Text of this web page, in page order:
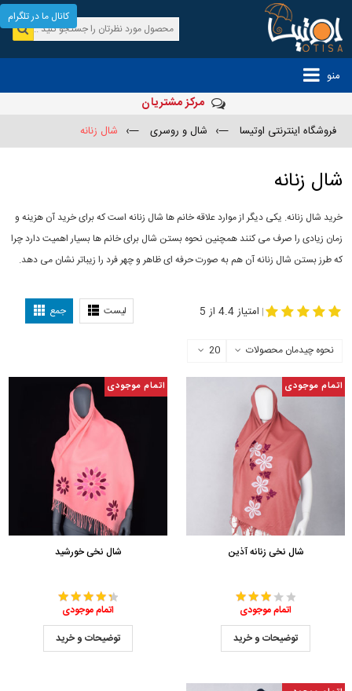
منو
مرکز مشتریان
فروشگاه اینترنتی اوتیسا —› شال و روسری —› شال زنانه
شال زنانه
خرید شال زنانه. یکی دیگر از موارد علاقه خانم ها شال زنانه است که برای خرید آن هزینه و
زمان زیادی را صرف می کنند همچنین نحوه بستن شال برای خانم ها بسیار اهمیت دارد چرا
که طرز بستن شال زنانه آن هم به صورت حرفه ای ظاهر و چهر فرد را زیباتر نشان می دهد.
لیست جمع | امتیاز 4.4 از 5
نحوه چیدمان محصولات 20
اتمام موجودی
شال نخی زنانه آذین
اتمام موجودی
توضیحات و خرید
اتمام موجودی
شال نخی خورشید
اتمام موجودی
توضیحات و خرید
کانال ما در تلگرام